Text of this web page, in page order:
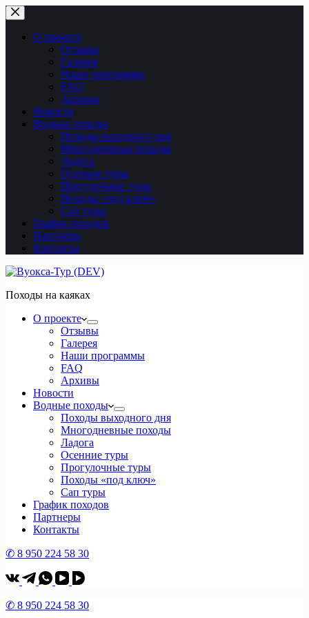
Перейти
к
сути
О проекте
Отзывы
Галерея
Наши программы
FAQ
Архивы
Новости
Водные походы
Походы выходного дня
Многодневные походы
Ладога
Осенние туры
Прогулочные туры
Походы «под ключ»
Сап туры
График походов
Партнеры
Контакты
Походы на каяках
О проекте
Отзывы
Галерея
Наши программы
FAQ
Архивы
Новости
Водные походы
Походы выходного дня
Многодневные походы
Ладога
Осенние туры
Прогулочные туры
Походы «под ключ»
Сап туры
График походов
Партнеры
Контакты
✆ 8 950 224 58 30
✆ 8 950 224 58 30